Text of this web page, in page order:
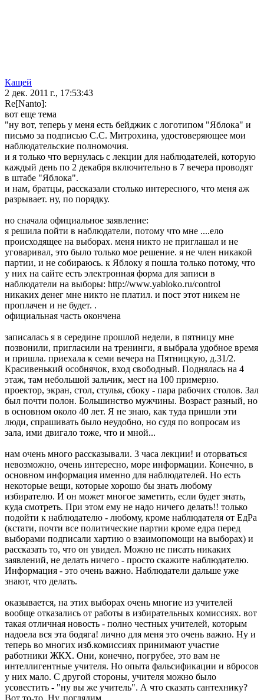
Кащей
2 дек. 2011 г., 17:53:43
Re[Nanto]:
вот еще тема
"ну вот, теперь у меня есть бейджик с логотипом "Яблока" и
письмо за подписью С.С. Митрохина, удостоверяющее мои
наблюдательские полномочия.
и я только что вернулась с лекции для наблюдателей, которую
каждый день по 2 декабря включительно в 7 вечера проводят
в штабе "Яблока".
и нам, братцы, рассказали столько интересного, что меня аж
разрывает. ну, по порядку.
но сначала официальное заявление:
я решила пойти в наблюдатели, потому что мне ....ело
происходящее на выборах. меня никто не приглашал и не
уговаривал, это было только мое решение. я не член никакой
партии, и не собираюсь. к Яблоку я пошла только потому, что
у них на сайте есть электронная форма для записи в
наблюдатели на выборы: http://www.yabloko.ru/control
никаких денег мне никто не платил. и пост этот никем не
проплачен и не будет. .
официальная часть окончена
записалась я в середине прошлой недели, в пятницу мне
позвонили, пригласили на тренинги, я выбрала удобное время
и пришла. приехала к семи вечера на Пятницкую, д.31/2.
Красивенький особнячок, вход свободный. Поднялась на 4
этаж, там небольшой зальчик, мест на 100 примерно.
проектор, экран, стол, стулья, сбоку - пара рабочих столов. Зал
был почти полон. Большинство мужчины. Возраст разный, но
в основном около 40 лет. Я не знаю, как туда пришли эти
люди, спрашивать было неудобно, но судя по вопросам из
зала, ими двигало тоже, что и мной...
нам очень много рассказывали. 3 часа лекции! и оторваться
невозможно, очень интересно, море информации. Конечно, в
основном информация именно для наблюдателей. Но есть
некоторые вещи, которые хорошо бы знать любому
избирателю. И он может многое заметить, если будет знать,
куда смотреть. При этом ему не надо ничего делать!! только
подойти к наблюдателю - любому, кроме наблюдателя от ЕдРа
(кстати, почти все политические партии кроме едра перед
выборами подписали хартию о взаимопомощи на выборах) и
рассказать то, что он увидел. Можно не писать никаких
заявлений, не делать ничего - просто скажите наблюдателю.
Информация - это очень важно. Наблюдатели дальше уже
знают, что делать.
оказывается, на этих выборах очень многие из учителей
вообще отказались от работы в избирательных комиссиях. вот
такая отличная новость - полно честных учителей, которым
надоела вся эта бодяга! лично для меня это очень важно. Ну и
теперь во многих изб.комиссиях принимают участие
работники ЖКХ. Они, конечно, погрубее, это вам не
интеллигентные учителя. Но опыта фальсификации и вбросов
у них мало. С другой стороны, учителя можно было
усовестить - "ну вы же учитель". А что сказать сантехнику?